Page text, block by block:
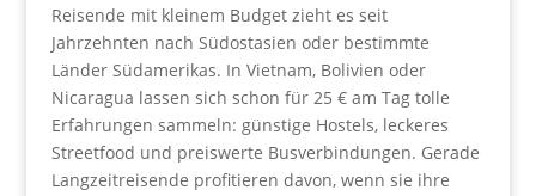
Reisende mit kleinem Budget zieht es seit
Jahrzehnten nach Südostasien oder bestimmte
Länder Südamerikas. In Vietnam, Bolivien oder
Nicaragua lassen sich schon für 25 € am Tag tolle
Erfahrungen sammeln: günstige Hostels, leckeres
Streetfood und preiswerte Busverbindungen. Gerade
Langzeitreisende profitieren davon, wenn sie ihre